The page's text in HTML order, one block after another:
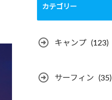
カテゴリー
キャンプ (123)
サーフィン (35)